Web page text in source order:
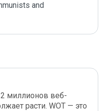
and
миллионов веб-
расти. WOT — это